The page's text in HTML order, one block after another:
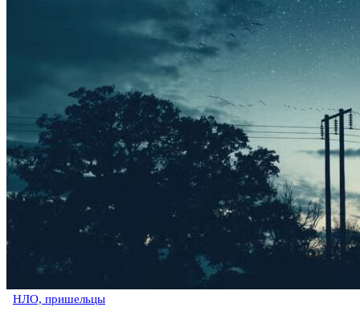
НЛО, пришельцы